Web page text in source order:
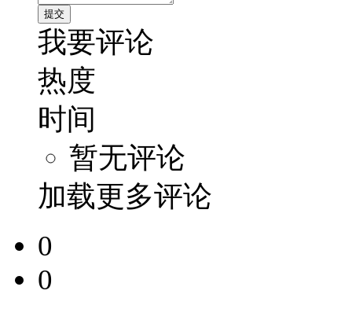
我要评论
热度
时间
暂无评论
加载更多评论
0
0